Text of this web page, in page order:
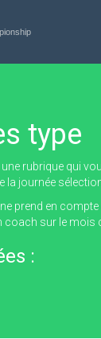
type
rubrique qui
la journée
prend en
coach sur le mois
: